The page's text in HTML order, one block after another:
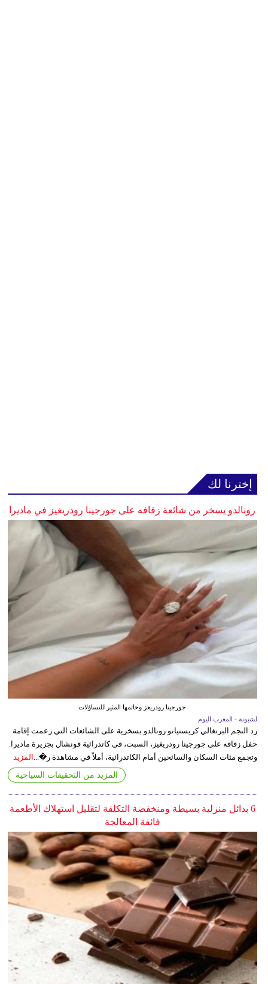
إخترنا لك
رونالدو يسخر من شائعة زفافه على جورجينا رودريغيز في ماديرا
جورجينا رودريغز وخاتمها المثير للتساؤلات
لشبونة - المغرب اليوم
رد النجم البرتغالي كريستيانو رونالدو بسخرية على الشائعات التي زعمت إقامة
حفل زفافه على جورجينا رودريغيز، السبت، في كاتدرائية فونشال بجزيرة ماديرا.
وتجمع مئات السكان والسائحين أمام الكاتدرائية، أملاً في مشاهدة ر�... المزيد
المزيد من التحقيقات السياحية
6 بدائل منزلية بسيطة ومنخفضة التكلفة لتقليل استهلاك الأطعمة
فائقة المعالجة